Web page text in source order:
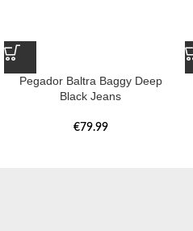
Pegador Baltra Baggy Deep
Black Jeans
€79.99